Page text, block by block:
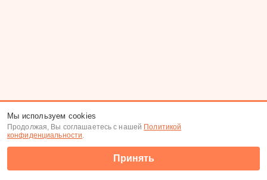
Мы используем cookies
Продолжая, Вы соглашаетесь с нашей Политикой
конфиденциальности.
Принять